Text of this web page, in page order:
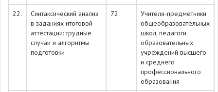
22.
Синтаксический анализ
в заданиях итоговой
аттестации: трудные
случаи и алгоритмы
подготовки
72
Учителя-предметники
общеобразовательных
школ, педагоги
образовательных
учреждений высшего
и среднего
профессионального
образования